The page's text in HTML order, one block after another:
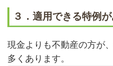
３．適用できる特例
現金よりも不動産の方が
多くあります。